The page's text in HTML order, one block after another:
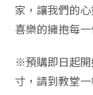
家，讓我們的
喜樂的擁抱每
※預購即日起開
寸，請到教堂